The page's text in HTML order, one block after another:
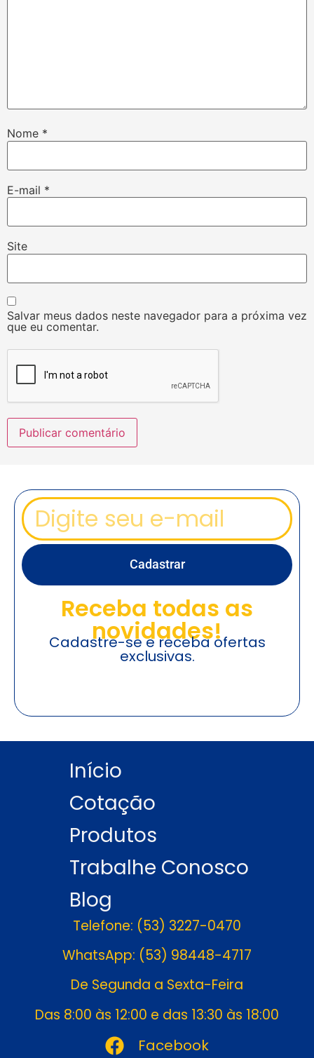
Nome *
E-mail *
Site
Salvar meus dados neste navegador para a próxima vez
que eu comentar.
Cadastrar
Receba todas as
novidades!
Cadastre-se e receba ofertas
exclusivas.
Início
Cotação
Produtos
Trabalhe Conosco
Blog
Telefone: (53) 3227-0470
WhatsApp: (53) 98448-4717
De Segunda a Sexta-Feira
Das 8:00 às 12:00 e das 13:30 às 18:00
Facebook